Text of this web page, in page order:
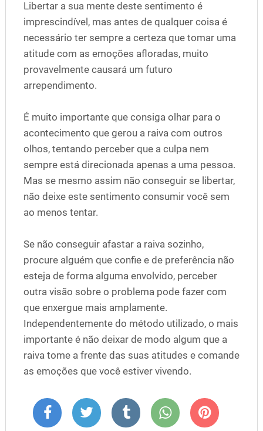
Libertar a sua mente deste sentimento é
imprescindível, mas antes de qualquer coisa é
necessário ter sempre a certeza que tomar uma
atitude com as emoções afloradas, muito
provavelmente causará um futuro
arrependimento.
É muito importante que consiga olhar para o
acontecimento que gerou a raiva com outros
olhos, tentando perceber que a culpa nem
sempre está direcionada apenas a uma pessoa.
Mas se mesmo assim não conseguir se libertar,
não deixe este sentimento consumir você sem
ao menos tentar.
Se não conseguir afastar a raiva sozinho,
procure alguém que confie e de preferência não
esteja de forma alguma envolvido, perceber
outra visão sobre o problema pode fazer com
que enxergue mais amplamente.
Independentemente do método utilizado, o mais
importante é não deixar de modo algum que a
raiva tome a frente das suas atitudes e comande
as emoções que você estiver vivendo.